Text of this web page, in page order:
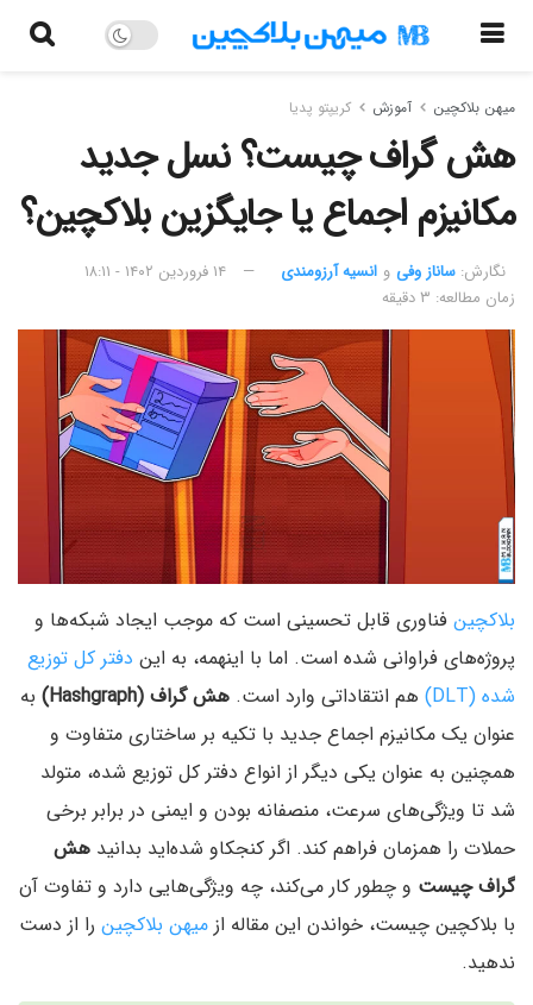
میهن بلاکچین آموزش کریپتو پدیا
هش گراف چیست؟ نسل جدید
مکانیزم اجماع یا جایگزین بلاکچین؟
نگارش:‌ ساناز وفی و انسیه آرزومندی
۱۴ فروردین ۱۴۰۲ - ۱۸:۱۱
زمان مطالعه: ۳ دقیقه
بلاکچین فناوری قابل تحسینی است که موجب ایجاد شبکه‌ها و
پروژه‌های فراوانی شده است. اما با اینهمه، به این دفتر کل توزیع
شده (DLT)
هم انتقاداتی وارد است. هش گراف (Hashgraph)
به
عنوان یک مکانیزم اجماع جدید با تکیه بر ساختاری متفاوت و
همچنین به عنوان یکی دیگر از انواع دفتر کل توزیع شده، متولد
شد تا ویژگی‌های سرعت، منصفانه بودن و ایمنی در برابر برخی
حملات را همزمان فراهم کند. اگر کنجکاو شده‌اید بدانید هش
گراف چیست و چطور کار می‌کند، چه ویژگی‌هایی دارد و تفاوت آن
با بلاکچین چیست، خواندن این مقاله از میهن بلاکچین را از دست
ندهید.